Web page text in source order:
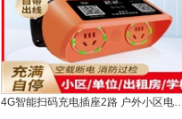
4G智能扫码充电插座2路 户外小区电